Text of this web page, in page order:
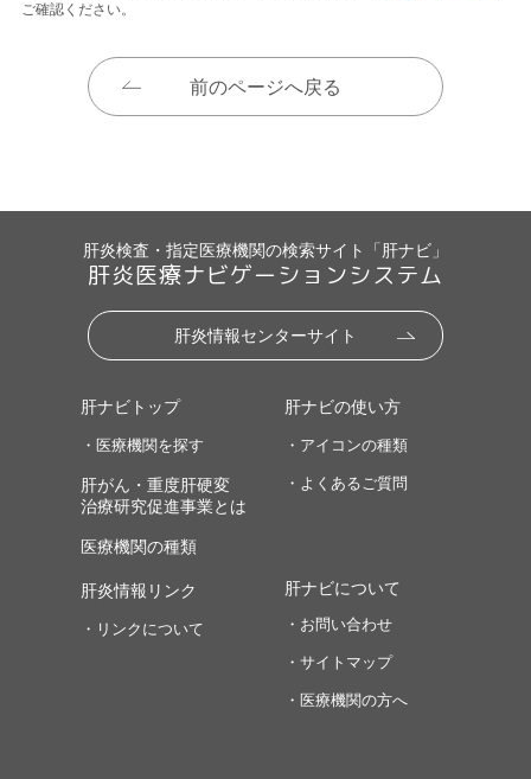
ご確認ください。
前のページへ戻る
肝炎検査・指定医療機関の検索サイト「肝ナビ」
肝炎医療ナビゲーションシステム
肝炎情報センターサイト
肝ナビトップ
・医療機関を探す
肝がん・重度肝硬変
治療研究促進事業とは
医療機関の種類
肝ナビの使い方
・アイコンの種類
・よくあるご質問
肝炎情報リンク
・リンクについて
肝ナビについて
・お問い合わせ
・サイトマップ
・医療機関の方へ